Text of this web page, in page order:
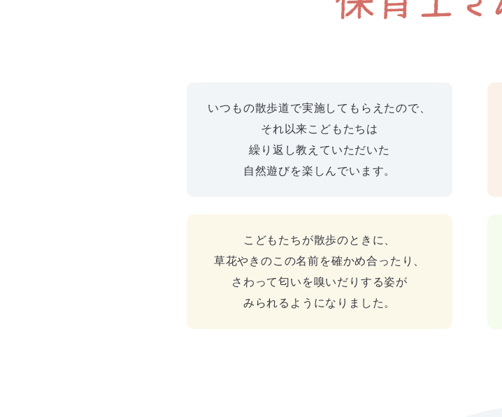
いつもの散歩道で実施してもらえたので、
それ以来こどもたちは
繰り返し教えていただいた
自然遊びを楽しんでいます。
こどもたちが散歩のときに、
草花やきのこの名前を確かめ合ったり、
さわって匂いを嗅いだりする姿が
みられるようになりました。